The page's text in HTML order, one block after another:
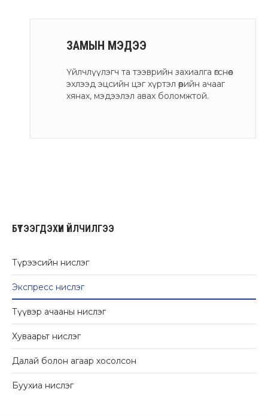
ЗАМЫН МЭДЭЭ
Үйлчлүүлэгч та тээврийн захиалга өгснөөс
эхлээд эцсийн цэг хүртэл өөрийн ачааг
хянах, мэдээлэл авах боломжтой.
БҮТЭЭГДЭХҮҮН ҮЙЛЧИЛГЭЭ
Түрээсийн нислэг
Экспресс нислэг
Түүвэр ачааны нислэг
Хуваарьт нислэг
Далай болон агаар хосолсон
Буухиа нислэг